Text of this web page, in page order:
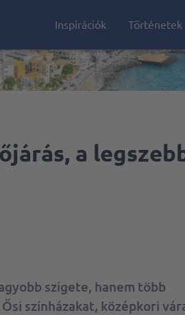
Inspirációk Történetek
a
szigete, hanem több
színházakat, középkori